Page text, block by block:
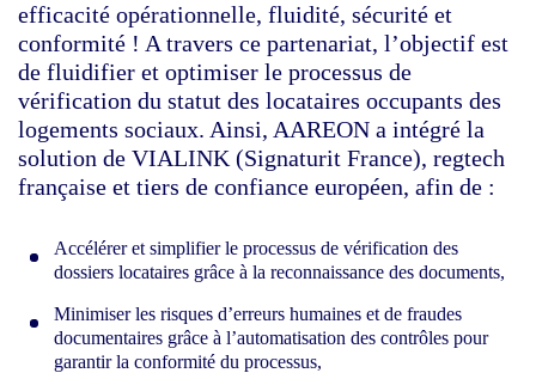
efficacité opérationnelle, fluidité, sécurité et
conformité ! A travers ce partenariat, l’objectif est
de fluidifier et optimiser le processus de
vérification du statut des locataires occupants des
logements sociaux. Ainsi, AAREON a intégré la
solution de VIALINK (Signaturit France), regtech
française et tiers de confiance européen, afin de :
Accélérer et simplifier le processus de vérification des
dossiers locataires grâce à la reconnaissance des documents,
Minimiser les risques d’erreurs humaines et de fraudes
documentaires grâce à l’automatisation des contrôles pour
garantir la conformité du processus,